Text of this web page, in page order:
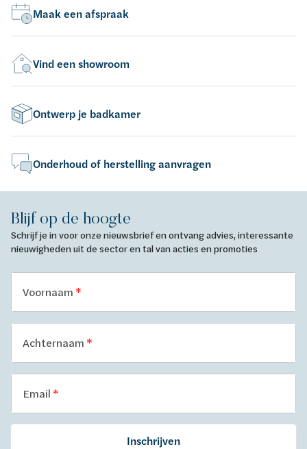
Maak een afspraak
Vind een showroom
Ontwerp je badkamer
Onderhoud of herstelling aanvragen
Blijf op de hoogte
Schrijf je in voor onze nieuwsbrief en ontvang advies, interessante
nieuwigheden uit de sector en tal van acties en promoties
Voornaam
Achternaam
Email
Inschrijven